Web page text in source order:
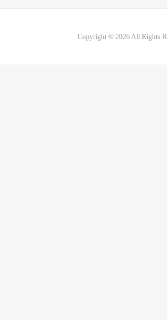
Copyright © 2026 All Rights